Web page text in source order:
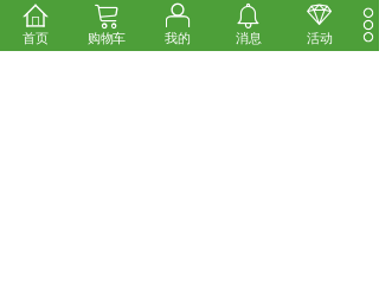
首页 购物车 我的 消息 活动